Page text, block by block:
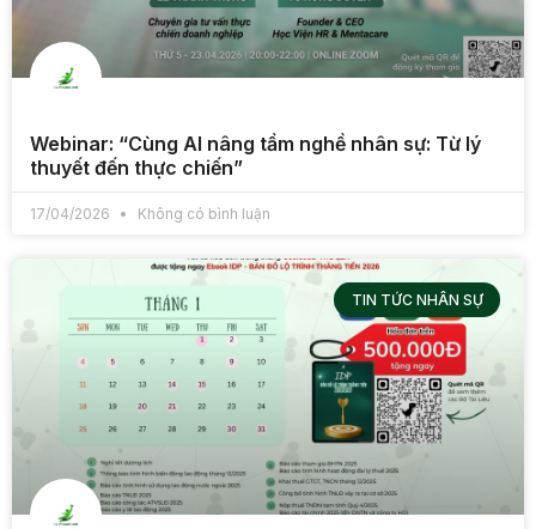
Webinar: “Cùng AI nâng tầm nghề nhân sự: Từ lý
thuyết đến thực chiến”
17/04/2026 Không có bình luận
TIN TỨC NHÂN SỰ